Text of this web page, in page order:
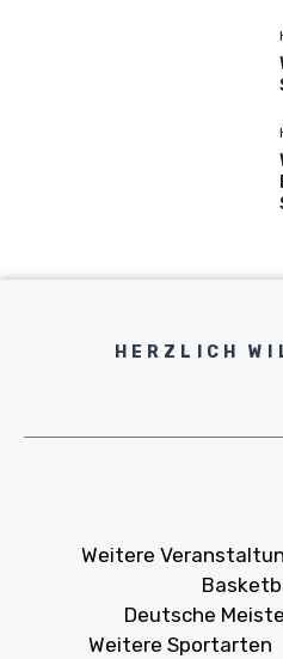
HERZLICH
Weitere
Deutsche
Weitere Sportarten